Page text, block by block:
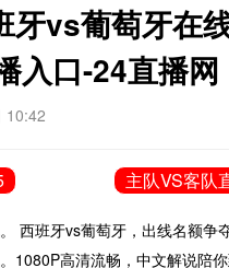
vs葡萄牙在
入口-24直播网
10:42
主队VS客队
西班牙vs葡萄牙，出线名额争
1080P高清流畅，中文解说陪